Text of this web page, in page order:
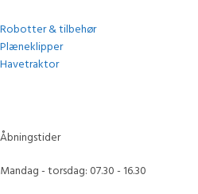
Robotter & tilbehør
Plæneklipper
Havetraktor
Åbningstider
Mandag - torsdag: 07.30 - 16.30